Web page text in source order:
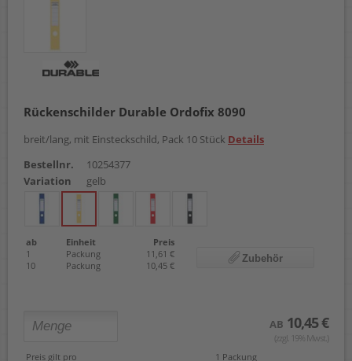
Rückenschilder Durable Ordofix 8090
breit/lang, mit Einsteckschild, Pack 10 Stück Details
Bestellnr.
10254377
Variation
gelb
ab Einheit
Preis
1
Packung
11,61 €
10
Packung 10,45 €
Zubehör
AB 10,45 €
(zzgl. 19% Mwst.)
Preis gilt pro
1 Packung